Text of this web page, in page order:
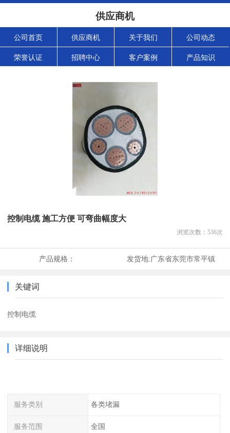
供应商机
公司首页 供应商机 关于我们 公司动态
荣誉认证 招聘中心 客户案例 产品知识
控制电缆 施工方便 可弯曲幅度大
浏览次数： 536次
产品规格： 发货地:广东省东莞市常平镇
关键词
控制电缆
详细说明
服务类别 各类堵漏
服务范围 全国